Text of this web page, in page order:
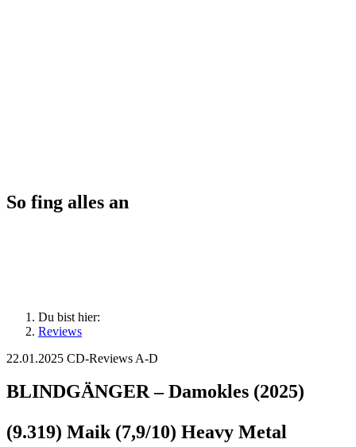
So fing alles an
Du bist hier:
Reviews
22.01.2025 CD-Reviews A-D
BLINDGÄNGER – Damokles (2025)
(9.319) Maik (7,9/10) Heavy Metal